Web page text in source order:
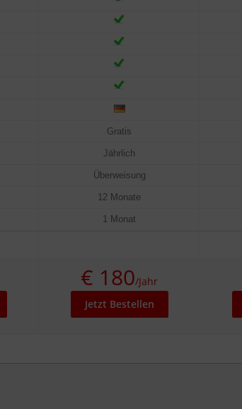
Gratis
Jährlich
Überweisung
12 Monate
1 Monat
€ 180/Jahr
Jetzt Bestellen